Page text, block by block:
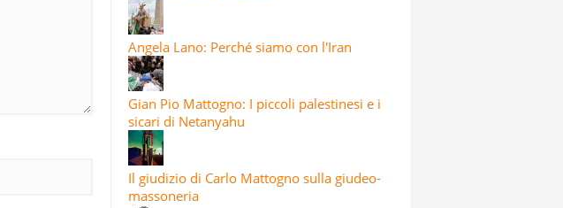
Angela Lano: Perché siamo con l'Iran
Gian Pio Mattogno: I piccoli palestinesi e i
sicari di Netanyahu
Il giudizio di Carlo Mattogno sulla giudeo-
massoneria